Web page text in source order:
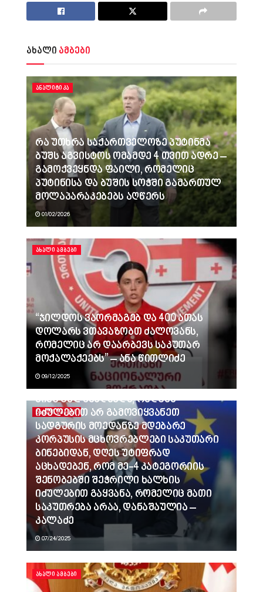
ახალი ამბები
ᲐᲜᲐᲚᲘᲢᲘᲙᲐ
რა უთხრა საქართველოზე პუტინმა
ბუშს აგვისტოს ომამდე 4 თვით ადრე –
გამოქვეყნდა ფაილი, რომელიც
პუტინისა და ბუშის სოჭში გამართულ
მოლაპარაკებებს აღწერს
01/02/2026
ᲐᲮᲐᲚᲘ ᲐᲛᲑᲔᲑᲘ
“ჯილდოს ვაორმაგებ და 400 ათას
დოლარს ვთავაზობთ ძალოვანს,
რომელიც არ დაარბევს საკუთარ
მოქალაქეებს” – ანა წითლიძე
09/12/2025
ᲐᲮᲐᲚᲘ ᲐᲛᲑᲔᲑᲘ
ვინც გვლანძღავდა, რადგან
იძულებით არ გამოვიყვანეთ
სადგურის მოედანზე მდებარე
კორპუსის მცხოვრებლები საკუთარი
ბინებიდან, დღეს უტიფრად
აცხადებენ, რომ მე-4 კატეგორიის
შენობებში შეჭრილი ხალხის
იძულებით გაყვანა, რომელიც მათი
საკუთრება არაა, დანაშაულია –
კალაძე
07/24/2025
ᲐᲮᲐᲚᲘ ᲐᲛᲑᲔᲑᲘ